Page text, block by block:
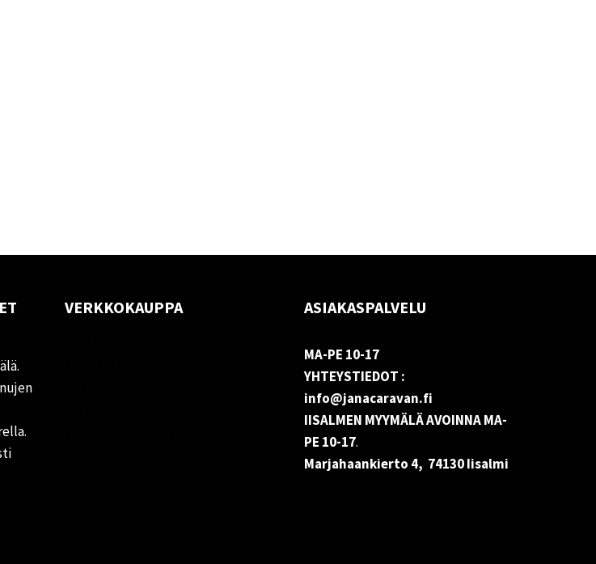
VERKKOKAUPPA ASIAKASPALVELU
MA-PE 10-17
YHTEYSTIEDOT :
info@janacaravan.fi
IISALMEN MYYMÄLÄ AVOINNA MA-
PE 10-17.
Marjahaankierto 4, 74130 Iisalmi